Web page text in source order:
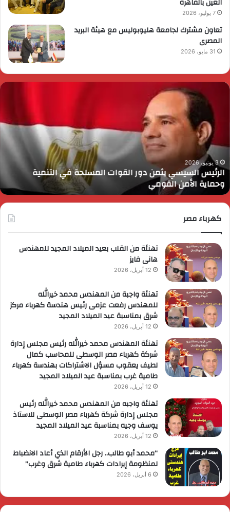
7 يوليو، 2026
تعاون مشترك لجامعة هليوبوليس مع هيئة البريد
المصرى
31 مايو، 2026
الرئيس
السيسي
القوات
المسلحة
التنمية
وحماية
الأمن
القومي
3 يونيو، 2026
الرئيس السيسي يثمن دور القوات المسلحة في التنمية
وحماية الأمن القومي
كهرباء مصر
تهنئة من القلب بعيد الميلاد المجيد للمهندس
هانى فايز
12 أبريل، 2026
تهنئة واجبة من المهندس محمد خيرالله
للمهندس رفعت عزمى رئيس هندسة كهرباء مركز
شرق بمناسبة عيد الميلاد المجيد
12 أبريل، 2026
تهنئة المهندس محمد خيرالله رئيس مجلس إدارة
شركة كهرباء مصر الوسطى للمحاسب كمال
لطيف يعقوب مسؤل الاشتراكات بهندسة كهرباء
طامية غرب بمناسبة عيد الميلاد المجيد
12 أبريل، 2026
تهنئة واجبه من المهندس محمد خيرالله رئيس
مجلس إدارة شركة كهرباء مصر الوسطى للاستاذ
يوسف وجيه بمناسبة عيد الميلاد المجيد
12 أبريل، 2026
“محمد أبو طالب.. رجل الأرقام الذي أعاد الانضباط
لمنظومة إيرادات كهرباء طامية شرق وغرب”
6 أبريل، 2026